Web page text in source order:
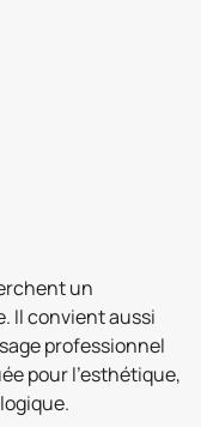
un
Il convient aussi
professionnel
pour l’esthétique,